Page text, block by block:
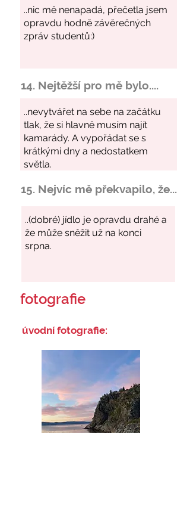
14. Nejtěžší pro mě bylo....
15. Nejvíc mě překvapilo, že...
fotografie
úvodní fotografie: